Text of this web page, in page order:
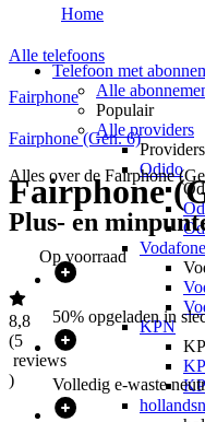
Telefoon met
Alle
Populair
Alle providers
Providers
Odido
Vodafone
KPN
Home
Alle telefoons
Fairphone
Fairphone (Gen. 6)
Fairphone
Op voorraad
8,8
(5
reviews
)
Alles over de Fairphone
Plus- en
50% opgeladen in
Volledig e-waste